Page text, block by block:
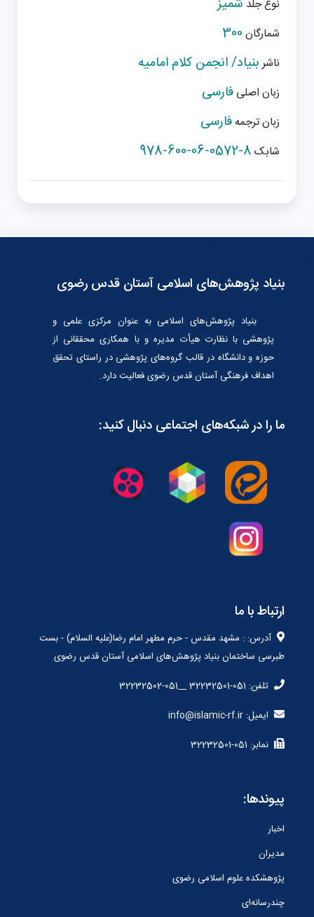
نوع جلد
شمارگان 300
ناشر بنیاد/ انجمن کلام امامیه
زبان اصلی فارسی
زبان ترجمه فارسی
شابک 978-600-06-0572-8
بنیاد پژوهش‌های اسلامی آستان قدس رضوی
بنیاد پژوهش‌هاى اسلامى به عنوان مرکزى علمى و
پژوهشى با نظارت هیأت مدیره و با همکارى محققانى از
حوزه و دانشگاه در قالب گروه‌هاى پژوهشى در راستاى تحقق
اهداف فرهنگى آستان قدس رضوى فعالیت دارد.
ما را در شبکه‌های اجتماعی دنبال کنید:
پیوندها:
اخبار
مدیران
پژوهشکده علوم اسلامی رضوی
چندرسانه‌ای
ارتباط با ما
آدرس: : مشهد مقدس - حرم مطهر امام رضا(علیه السلام) - بست
طبرسی ساختمان بنیاد پژوهش‌های اسلامی آستان قدس رضوی
تلفن: 051-32232501 __051-32232502
ایمیل: info@islamic-rf.ir
نمابر: 051-32232501